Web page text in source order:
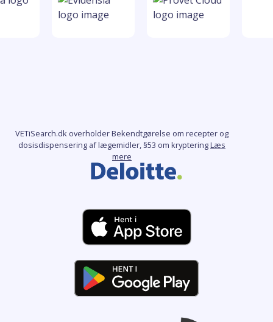
VETiSearch.dk overholder Bekendtgørelse om recepter og
dosisdispensering af lægemidler, §53 om krypteringLæs
mere